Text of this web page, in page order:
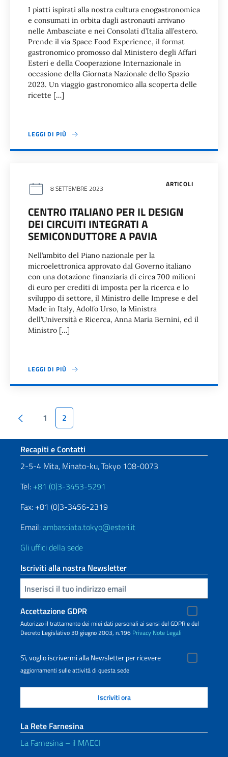
I piatti ispirati alla nostra cultura enogastronomica
e consumati in orbita dagli astronauti arrivano
nelle Ambasciate e nei Consolati d’Italia all’estero.
Prende il via Space Food Experience, il format
gastronomico promosso dal Ministero degli Affari
Esteri e della Cooperazione Internazionale in
occasione della Giornata Nazionale dello Spazio
2023. Un viaggio gastronomico alla scoperta delle
ricette […]
LEGGI DI PIÙ
ARTICOLI
8 SETTEMBRE 2023
CENTRO ITALIANO PER IL DESIGN
DEI CIRCUITI INTEGRATI A
SEMICONDUTTORE A PAVIA
Nell’ambito del Piano nazionale per la
microelettronica approvato dal Governo italiano
con una dotazione finanziaria di circa 700 milioni
di euro per crediti di imposta per la ricerca e lo
sviluppo di settore, il Ministro delle Imprese e del
Made in Italy, Adolfo Urso, la Ministra
dell’Università e Ricerca, Anna Maria Bernini, ed il
Ministro […]
LEGGI DI PIÙ
Paginazione
Pagina precedente
1 2
Sezione footer
Recapiti e Contatti
2-5-4 Mita, Minato-ku, Tokyo 108-0073
Tel: +81 (0)3-3453-5291
Fax: +81 (0)3-3456-2319
Email:ambasciata.tokyo@esteri.it
Gli uffici della sede
Iscriviti alla nostra Newsletter
Inserisci la tua email
Accettazione GDPR
Autorizzo il trattamento dei miei dati personali ai sensi del GDPR e del
Decreto Legislativo 30 giugno 2003, n.196 Privacy Note Legali
Sì, voglio iscrivermi alla Newsletter per ricevere
aggiornamenti sulle attività di questa sede
La Rete Farnesina
La Farnesina – il MAECI